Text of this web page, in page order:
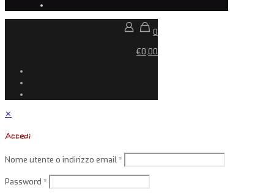
0
€0,00
✕
Accedi
Nome utente o indirizzo email*
Password *